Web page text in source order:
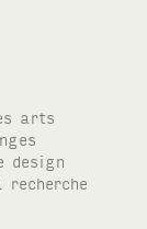
arts
design